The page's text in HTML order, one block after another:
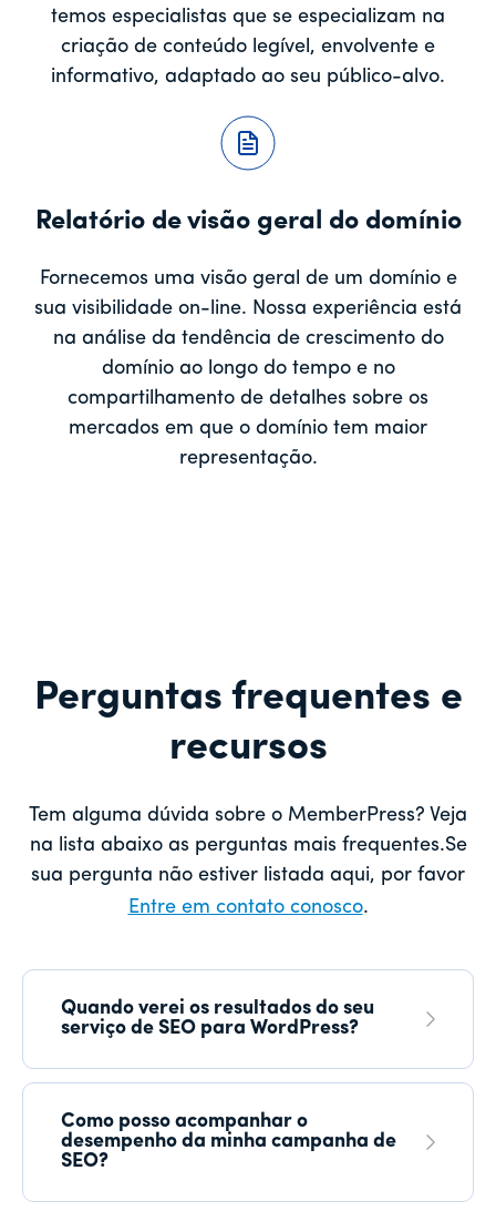
temos especialistas que se especializam na
criação de conteúdo legível, envolvente e
informativo, adaptado ao seu público-alvo.
Relatório de visão geral do domínio
Fornecemos uma visão geral de um domínio e
sua visibilidade on-line. Nossa experiência está
na análise da tendência de crescimento do
domínio ao longo do tempo e no
compartilhamento de detalhes sobre os
mercados em que o domínio tem maior
representação.
Perguntas frequentes e
recursos
Tem alguma dúvida sobre o MemberPress? Veja
na lista abaixo as perguntas mais frequentes.Se
sua pergunta não estiver listada aqui, por favor
Entre em contato conosco.
Quando verei os resultados do seu
serviço de SEO para WordPress?
Como posso acompanhar o
desempenho da minha campanha de
SEO?